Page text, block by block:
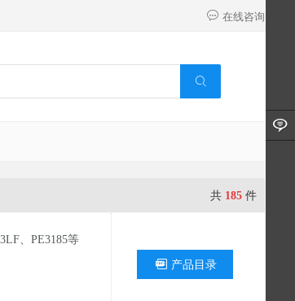
在线咨询
共 185 件
、PE3185等
产品目录